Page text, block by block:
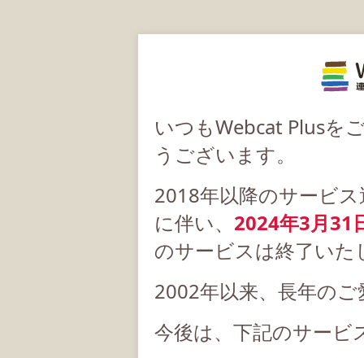
いつもWebcat Plusを
うございます。
2018年以降のサービ
に伴い、 2024年3月31
のサービスは終了いた
2002年以来、長年の
今後は、下記のサービ